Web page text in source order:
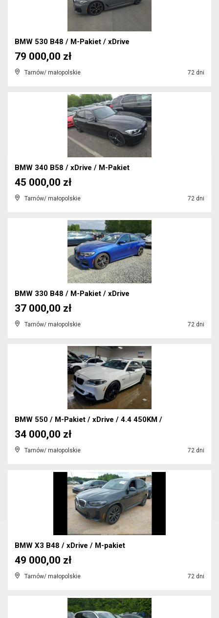
BMW 530 B48 / M-Pakiet / xDrive
Tarnów/ małopolskie 72 dni
79 000,00 zł
BMW 340 B58 / xDrive / M-Pakiet
Tarnów/ małopolskie 72 dni
45 000,00 zł
BMW 330 B48 / M-Pakiet / xDrive
Tarnów/ małopolskie 72 dni
37 000,00 zł
BMW 550 / M-Pakiet / xDrive / 4.4 450KM /
Tarnów/ małopolskie 72 dni
34 000,00 zł
BMW X3 B48 / xDrive / M-pakiet
Tarnów/ małopolskie 72 dni
49 000,00 zł